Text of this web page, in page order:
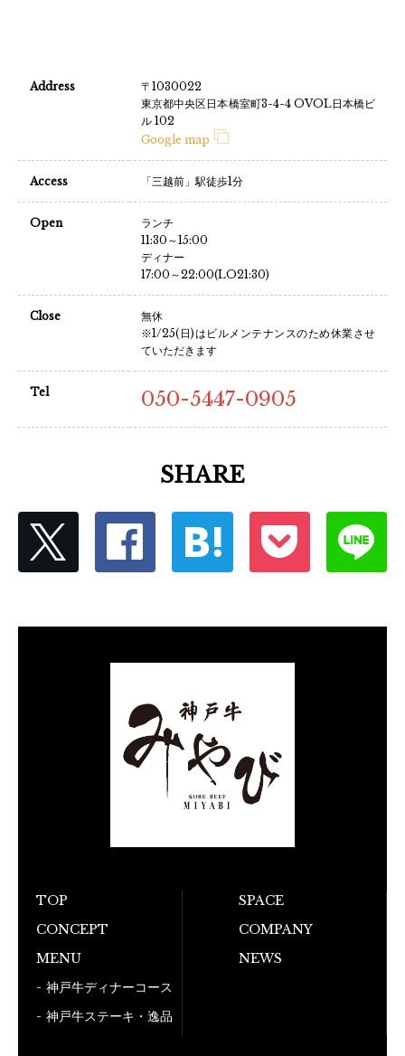
Address
〒1030022
東京都中央区日本橋室町3-4-4 OVOL日本橋ビ
ル 102
Google map
Access 「三越前」駅徒歩1分
Open
ランチ
11:30～15:00
ディナー
17:00～22:00(LO21:30)
Close
無休
※1/25(日)はビルメンテナンスのため休業させ
ていただきます
Tel 050-5447-0905
SHARE
TOP
CONCEPT
MENU
神戸牛ディナーコース
神戸牛ステーキ・逸品
SPACE
COMPANY
NEWS
お電話でのご予